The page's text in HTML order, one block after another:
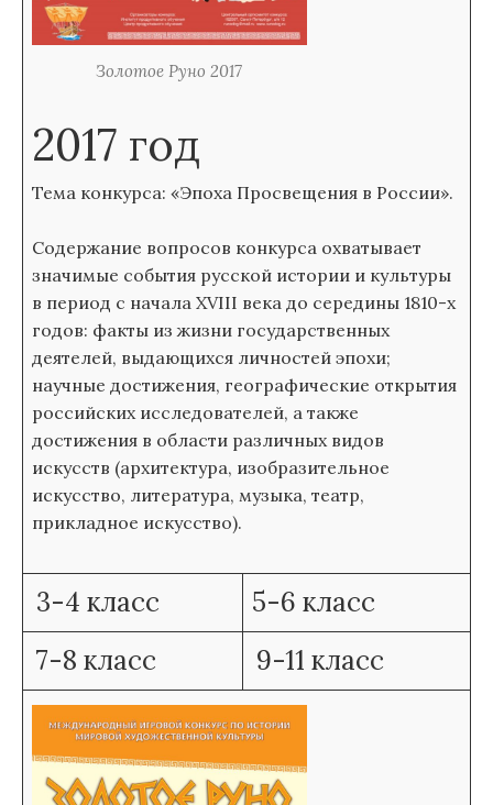
Золотое Руно 2017
2017 год
Тема конкурса: «Эпоха Просвещения в России».
Содержание вопросов конкурса охватывает
значимые события русской истории и культуры
в период с начала XVIII века до середины 1810-х
годов: факты из жизни государственных
деятелей, выдающихся личностей эпохи;
научные достижения, географические открытия
российских исследователей, а также
достижения в области различных видов
искусств (архитектура, изобразительное
искусство, литература, музыка, театр,
прикладное искусство).
3-4 класс
5-6 класс
7-8 класс
9-11 класс